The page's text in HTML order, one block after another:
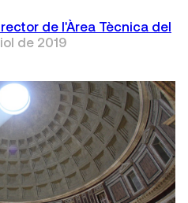
de l'Àrea Tècnica del
de 2019